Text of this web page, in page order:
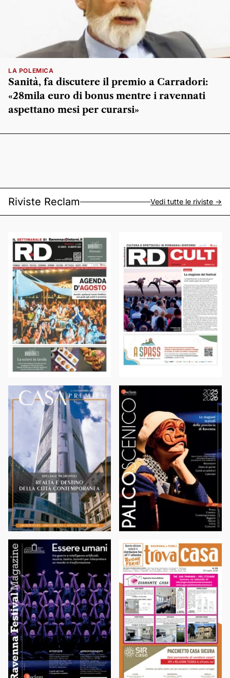
LA POLEMICA
Sanità, fa discutere il premio a Carradori:
«28mila euro di bonus mentre i ravennati
aspettano mesi per curarsi»
Riviste Reclam Vedi tutte le riviste ->